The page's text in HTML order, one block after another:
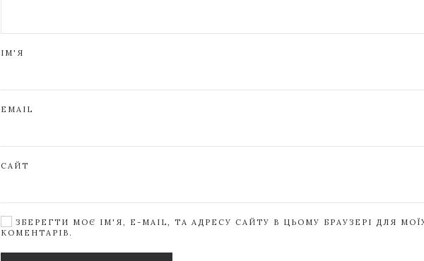
ІМ'Я
EMAIL
САЙТ
ЗБЕРЕГТИ МОЄ ІМ'Я, E-MAIL, ТА АДРЕСУ САЙТУ В ЦЬОМУ БРАУЗЕРІ ДЛЯ
КОМЕНТАРІВ.